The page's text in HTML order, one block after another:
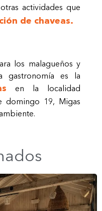
actividades que
de chaveas.
los malagueños y
gastronomía es la
en la localidad
domingo 19, Migas